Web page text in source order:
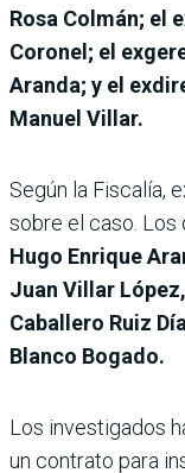
Rosa Colmán; el
Coronel; el
Aranda; y el
Manuel Villar.
Según la Fiscalía,
sobre el caso. Los
Hugo Enrique
Juan Villar
Caballero Ruiz
Blanco Bogado.
Los investigados
un contrato para